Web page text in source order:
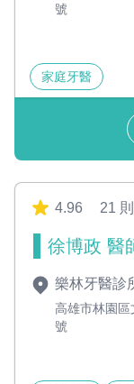
號
家庭牙醫
4.96 21
徐博政 醫
樂林牙醫診
高雄市林園區
號